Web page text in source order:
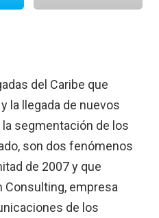
del Caribe que
la llegada de nuevos
segmentación de los
son dos fenómenos
de 2007 y que
Consulting, empresa
de los